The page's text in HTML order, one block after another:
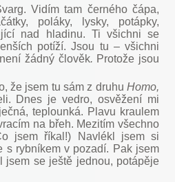
Vidím tam černého čápa,
poláky, lysky, potápky,
nad hladinu. Ti všichni se
potíží. Jsou tu – všichni
žádný člověk. Protože jsou
že jsem tu sám z druhu Homo,
Dnes je vedro, osvěžení mi
teplounká. Plavu kraulem
na břeh. Mezitím všechno
jsem říkal!) Navlékl jsem si
s rybníkem v pozadí. Pak jsem
jsem se ještě jednou, potápěje